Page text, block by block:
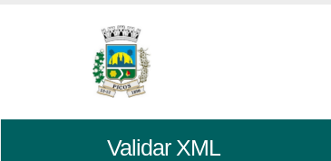
Validar XML